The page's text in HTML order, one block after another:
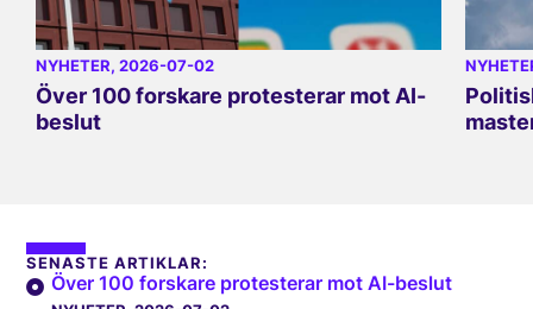
NYHETER, 2026-07-02
Över 100 forskare protesterar mot AI-
beslut
SENASTE ARTIKLAR:
Över 100 forskare protesterar mot AI-beslut